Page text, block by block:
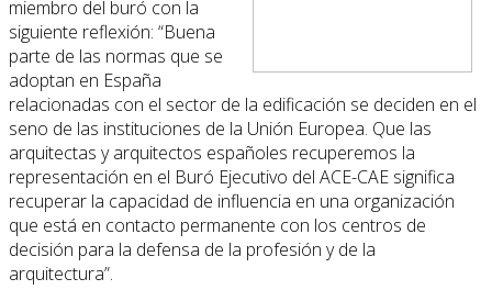
miembro del buró con la
siguiente reflexión: “Buena
parte de las normas que se
adoptan en España
relacionadas con el sector de la edificación se deciden en el
seno de las instituciones de la Unión Europea. Que las
arquitectas y arquitectos españoles recuperemos la
representación en el Buró Ejecutivo del ACE-CAE significa
recuperar la capacidad de influencia en una organización
que está en contacto permanente con los centros de
decisión para la defensa de la profesión y de la
arquitectura”.